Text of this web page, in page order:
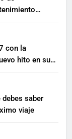
con la
hito en su
debes saber
viaje